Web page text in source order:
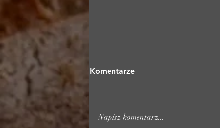
Komentarze
Napisz komentarz...